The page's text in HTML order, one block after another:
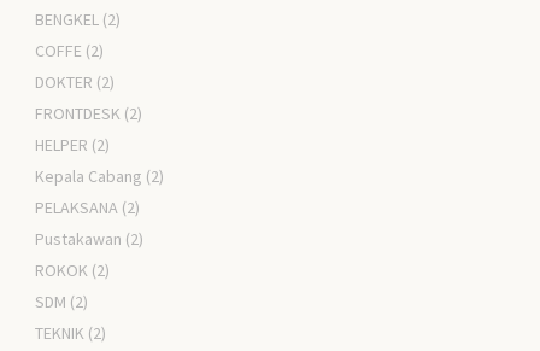
BENGKEL (2)
COFFE (2)
DOKTER (2)
FRONTDESK (2)
HELPER (2)
Kepala Cabang (2)
PELAKSANA (2)
Pustakawan (2)
ROKOK (2)
SDM (2)
TEKNIK (2)